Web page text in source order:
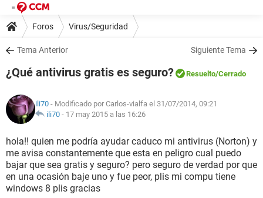
Foros Virus/Seguridad
Tema Anterior Siguiente Tema
¿Qué antivirus gratis es seguro? Resuelto/Cerrado
ili70 - Modificado por Carlos-vialfa el 31/07/2014, 09:21
ili70 - 17 may 2015 a las 16:26
hola!! quien me podría ayudar caduco mi antivirus (Norton) y
me avisa constantemente que esta en peligro cual puedo
bajar que sea gratis y seguro? pero seguro de verdad por que
en una ocasión baje uno y fue peor, plis mi compu tiene
windows 8 plis gracias